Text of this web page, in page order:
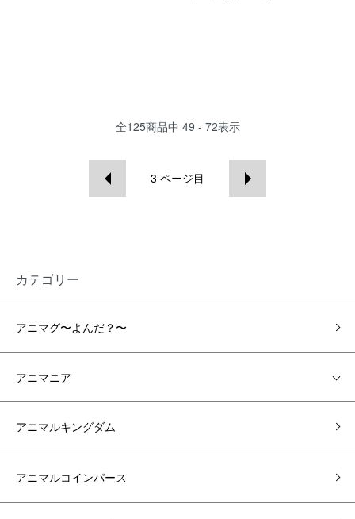
全125商品中 49 - 72表示
3 ページ目
カテゴリー
アニマグ〜よんだ？〜
アニマニア
アニマルキングダム
アニマルコインパース